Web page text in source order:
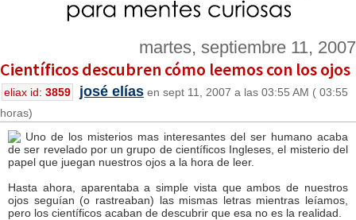
martes, septiembre 11, 2007
Científicos descubren cómo leemos con los ojos
eliax id: 3859 josé elías en sept 11, 2007 a las 03:55 AM ( 03:55
horas)
Uno de los misterios mas interesantes del ser humano acaba
de ser revelado por un grupo de científicos Ingleses, el misterio del
papel que juegan nuestros ojos a la hora de leer.
Hasta ahora, aparentaba a simple vista que ambos de nuestros
ojos seguían (o rastreaban) las mismas letras mientras leíamos,
pero los científicos acaban de descubrir que esa no es la realidad.